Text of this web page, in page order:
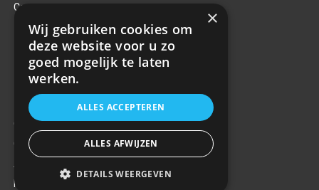
Contact
+31(0)85 486 83 17
info@rrparts.nl
Klantenservice
Over ons
Contact
Algemene voorwaarden
Privacy Policy
×
Wij gebruiken cookies om
deze website voor u zo
goed mogelijk te laten
werken.
ALLES ACCEPTEREN
ALLES AFWIJZEN
DETAILS WEERGEVEN